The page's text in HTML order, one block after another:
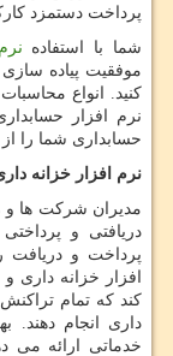
پرداخت دستمزد
شما با استفاده
موفقیت پیاده
کنید. انواع
نرم افزار
حسابداری شما را
نرم افزار خزانه
مدیران شرکت ها و
دریافتی و
پرداخت و دریافت
افزار خزانه
کند که تمام
داری انجام دهند.
خدماتی ارائه می